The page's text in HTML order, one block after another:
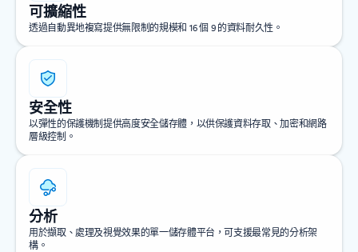
可擴縮性
透過自動異地複寫提供無限制的規模和 16 個 9 的資料耐久性。
安全性
以彈性的保護機制提供高度安全儲存體，以供保護資料存取、加密和網路
層級控制。
分析
用於擷取、處理及視覺效果的單一儲存體平台，可支援最常見的分析架
構。